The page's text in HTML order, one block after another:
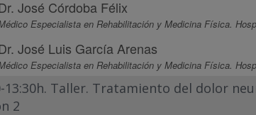
José Córdoba Félix
Especialista en Rehabilitación y Medicina Física.
José Luis García Arenas
Especialista en Rehabilitación y Medicina Física.
13:30h. Taller. Tratamiento del dolor
2